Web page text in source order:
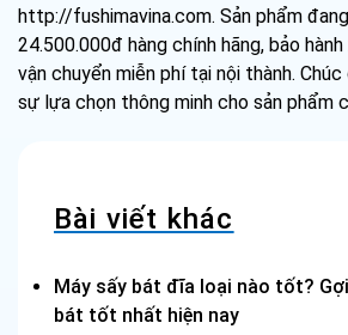
http://fushimavina.com. Sản phẩm
24.500.000đ hàng chính hãng, bảo
vận chuyển miễn phí tại nội thành.
sự lựa chọn thông minh cho sản phẩm
Bài viết khác
Máy sấy bát đĩa loại nào tốt?
bát tốt nhất hiện nay